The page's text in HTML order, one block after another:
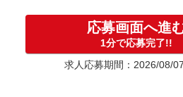
応募⇒最短で2日後からの勤務も可能で
応募画面へ進
1分で応募完了!!
求人応募期間：2026/08/